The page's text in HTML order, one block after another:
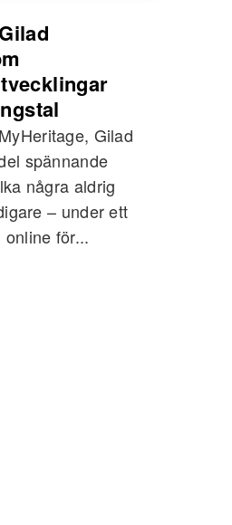
Gilad
spännande
några aldrig
– under ett
för...